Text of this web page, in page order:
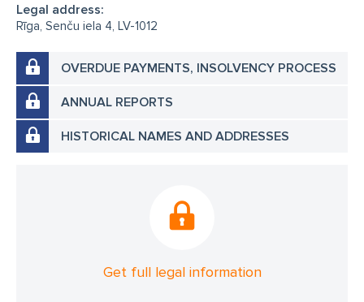
Legal address:
Rīga, Senču iela 4, LV-1012
OVERDUE PAYMENTS, INSOLVENCY PROCESS
ANNUAL REPORTS
HISTORICAL NAMES AND ADDRESSES
Get full legal information